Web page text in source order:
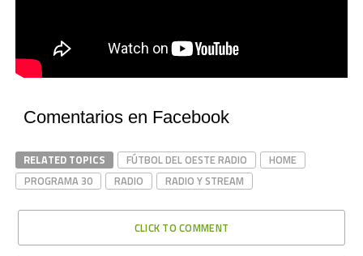
Comentarios en Facebook
RELATED TOPICS FÚTBOL DEL OESTE RADIO
HOME
PROGRAMA 30
RADIO RADIO Y STREAM
CLICK TO COMMENT